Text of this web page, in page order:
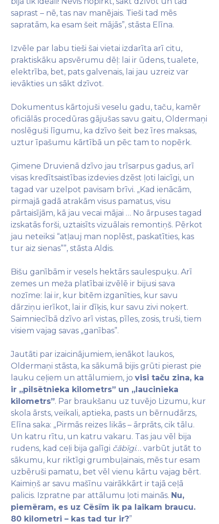
saprast – nē, tas nav manējais. Tieši tad mēs
sapratām, ka esam šeit mājās”, stāsta Elīna.
Izvēle par labu tieši šai vietai izdarīta arī citu,
praktiskāku apsvērumu dēļ: lai ir ūdens, tualete,
elektrība, bet, pats galvenais, lai jau uzreiz var
ievākties un sākt dzīvot.
Dokumentus kārtojuši veselu gadu, taču, kamēr
oficiālās procedūras gājušas savu gaitu, Oldermaņi
noslēguši līgumu, ka dzīvo šeit bez īres maksas,
uztur īpašumu kārtībā un pēc tam to nopērk.
Ģimene Druvienā dzīvo jau trīsarpus gadus, arī
visas kredītsaistības izdevies dzēst ļoti laicīgi, un
tagad var uzelpot pavisam brīvi. „Kad ienācām,
pirmajā gadā atrakām visus pamatus, visu
pārtaisījām, kā jau vecai mājai … No ārpuses tagad
izskatās forši, uztaisīts vizuālais remontiņš. Pērkot
jau neteiksi “atļauj man noplēst, paskatīties, kas
tur aiz sienas””, stāsta Aldis.
Bišu ganībām ir vesels hektārs saulespuķu. Arī
zemes un meža platībai izvēlē ir bijusi sava
nozīme: lai ir, kur bitēm izganīties, kur savu
dārziņu ierīkot, lai ir dīķis, kur savu zivi noķert.
Saimniecībā dzīvo arī vistas, pīles, zosis, truši, tiem
visiem vajag savas „ganības”.
Jautāti par izaicinājumiem, ienākot laukos,
Oldermaņi stāsta, ka sākumā bijis grūti pierast pie
lauku ceļiem un attālumiem, jovisi taču zina, ka
ir „pilsētnieka kilometrs” un „laucinieka
kilometrs”. Par braukšanu uz tuvējo Lizumu, kur
skola ārsts, veikali, aptieka, pasts un bērnudārzs,
Elīna saka: „Pirmās reizes likās – ārprāts, cik tālu.
Un katru rītu, un katru vakaru. Tas jau vēl bija
rudens, kad ceļi bija galīgi čābīgi… varbūt jutāt to
sākumu, kur riktīgi grumbuļainais, mēs tur esam
uzbēruši pamatu, bet vēl vienu kārtu vajag bērt.
Kaimiņš ar savu mašīnu vairākkārt ir tajā ceļā
palicis. Izpratne par attālumu ļoti mainās. Nu,
piemēram, es uz Cēsīm ik pa laikam braucu.
80 kilometri – kas tad tur ir?”